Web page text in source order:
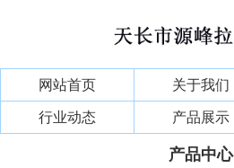
网站首页 关于我们
行业动态 产品展示
产品中心